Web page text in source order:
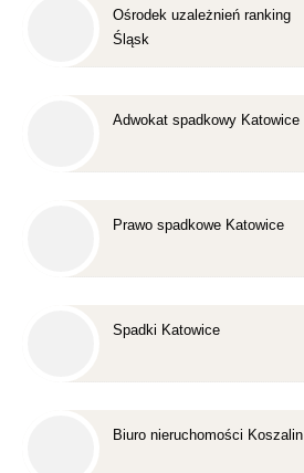
Ośrodek uzależnień ranking
Śląsk
Adwokat spadkowy Katowice
Prawo spadkowe Katowice
Spadki Katowice
Biuro nieruchomości Koszalin